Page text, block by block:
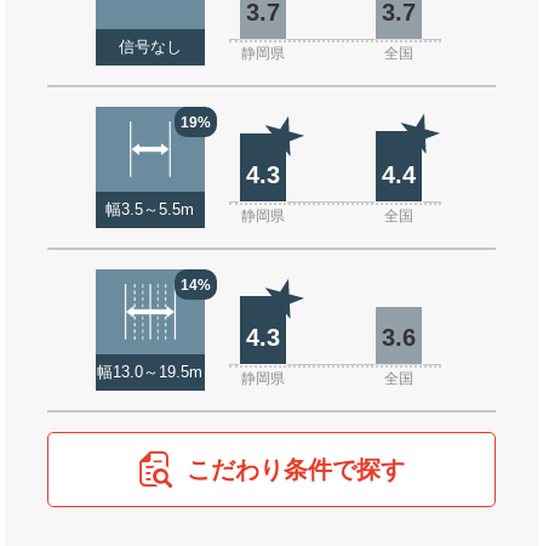
信号なし
3.7 3.7
静岡県 全国
19%
幅3.5～5.5m
4.3 4.4
静岡県 全国
14%
幅13.0～19.5m
4.3 3.6
静岡県 全国
こだわり条件で探す